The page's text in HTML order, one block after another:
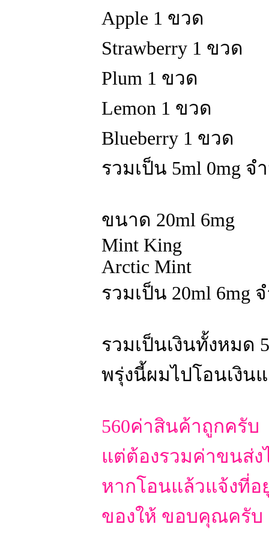
Apple 1 ขวด
Strawberry 1 ขวด
Plum 1 ขวด
Lemon 1 ขวด
Blueberry 1 ขวด
รวมเป็น 5ml 0mg
ขนาด 20ml 6mg
Mint King
Arctic Mint
รวมเป็น 20ml 6mg
รวมเป็นเงินทั้งหมด
พรุ่งนี้ผมไปโอนเงิน
560ค่าสินค้าถูกครับ
แต่ต้องรวมค่าขนส่ง
หากโอนแล้วแจ้งที่อ
ของให้ ขอบคุณครับ